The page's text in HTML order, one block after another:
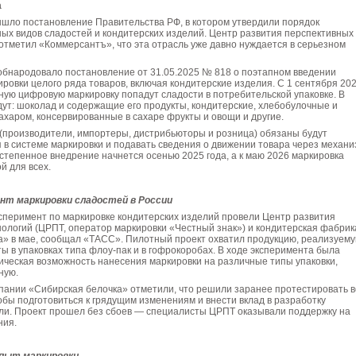
постановление Правительства РФ, в котором утвердили порядок
видов сладостей и кондитерских изделий. Центр развития перспективных
«Коммерсантъ», что эта отрасль уже давно нуждается в серьезном
постановление от 31.05.2025 № 818 о поэтапном введении
целого ряда товаров, включая кондитерские изделия. С 1 сентября
цифровую маркировку попадут сладости в потребительской упаковке. В
шоколад и содержащие его продукты, кондитерские, хлебобулочные и
консервированные в сахаре фрукты и овощи и другие.
импортеры, дистрибьюторы и розница) обязаны будут
в системе маркировки и подавать сведения о движении товара через
внедрение начнется осенью 2025 года, а к маю 2026 маркировка
для всех.
маркировки сладостей в России
по маркировке кондитерских изделий провели Центр развития
(ЦРПТ, оператор маркировки «Честный знак») и кондитерская
в мае, сообщал «ТАСС». Пилотный проект охватил продукцию,
в упаковках типа флоу-пак и в гофрокоробах. В ходе эксперимента была
возможность нанесения маркировки на различные типы упаковки,
«Сибирская белочка» отметили, что решили заранее протестировать
подготовиться к грядущим изменениям и внести вклад в разработку
Проект прошел без сбоев — специалисты ЦРПТ оказывали поддержку на